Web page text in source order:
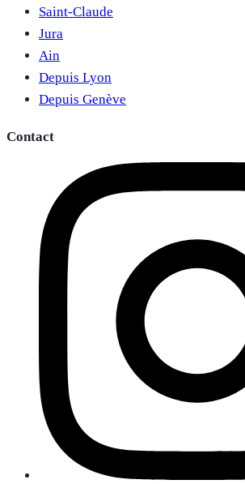
Saint-Claude
Jura
Ain
Depuis Lyon
Depuis Genève
Contact